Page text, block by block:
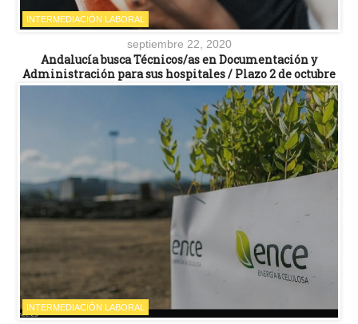
INTERMEDIACIÓN LABORAL
septiembre 22, 2020
Andalucía busca Técnicos/as en Documentación y
Administración para sus hospitales / Plazo 2 de octubre
INTERMEDIACIÓN LABORAL